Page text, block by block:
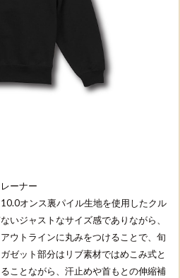
ーナー
オンス裏パイル生地を使用したクル
いジャストなサイズ感でありながら、
ウトラインに丸みをつけることで、旬
ゼット部分はリブ素材ではめこみ式と
ことながら、汗止めや首もとの伸縮補